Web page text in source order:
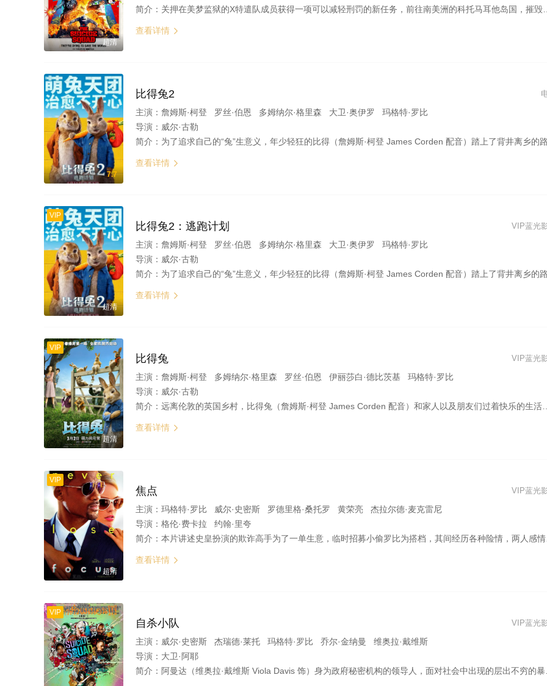
超清
简介： 关押在美梦监狱的X特遣队成员获得一项可以减轻刑罚的新任务，前往南美洲的科托马耳他岛国，摧毁纳粹时期遗留的约顿海姆监狱和实验室，它当前用于关押该国的政治犯并施行人体实验。执行任务期间，X特遣队遭遇巨型外星生物海星斯塔罗，并与它发生冲突
查看详情 
7.7
比得兔2
主演： 詹姆斯·柯登 罗丝·伯恩 多姆纳尔·格里森 大卫·奥伊罗 玛格特·罗比
导演： 威尔·古勒
简介： 为了追求自己的“兔”生意义，年少轻狂的比得（詹姆斯·柯登 James Corden 配音）踏上了背井离乡的路并成功赢得老江湖巴拿巴的青睐、成为了团伙中的扛把子，怎料却将追随而来的昔日老友们推入死亡陷阱。 幡然醒悟后，比得化身“兔界阿汤哥”带领同伴展开海陆空三栖大营救。高空跳伞、水下救援、雪山速滑、快艇追击，无所不能。在这场冒险旅途中，比得收获了友情，理解了亲情，最终实现了自我成长，成为真正的“兔一哥”
查看详情 
VIP
超清
VIP蓝光
比得兔2：逃跑计划
主演： 詹姆斯·柯登 罗丝·伯恩 多姆纳尔·格里森 大卫·奥伊罗 玛格特·罗比
导演： 威尔·古勒
简介： 为了追求自己的“兔”生意义，年少轻狂的比得（詹姆斯·柯登 James Corden 配音）踏上了背井离乡的路并成功赢得老江湖巴拿巴的青睐、成为了团伙中的扛把子，怎料却将追随而来的昔日老友们推入死亡陷阱。 幡然醒悟后，比得化身“兔界阿汤哥”带领同伴展开海陆空三栖大营救。高空跳伞、水下救援、雪山速滑、快艇追击，无所不能。在这场冒险旅途中，比得收获了友情，理解了亲情，最终实现了自我成长，成为真正的“兔一哥”。
查看详情 
VIP
超清
VIP蓝光
比得兔
主演： 詹姆斯·柯登 多姆纳尔·格里森 罗丝·伯恩 伊丽莎白·德比茨基 玛格特·罗比
导演： 威尔·古勒
简介： 远离伦敦的英国乡村，比得兔（詹姆斯·柯登 James Corden 配音）和家人以及朋友们过着快乐的生活，当然除了那个侵占了他自由土地并杀害他父亲的邻居麦格雷戈先生。每天，比得兔都要闯入麦格雷戈的院子偷吃水果蔬菜，顺带和这个顽固凶残的老家伙对决一番。可就在某天，麦格雷戈意外身亡。快乐的兔子们带着郊外的野生动物闯入没有住人的房子大吃八喝，好不自在。然而好景不长，麦格雷戈的侄子托马斯（多姆纳尔·格里森 Domhnall Gleeson 饰）——一个在伦敦闯荡的精英——刚刚丢了工作，偏巧继承了这幢位于乡下的房子
查看详情 
VIP
超清
VIP蓝光
焦点
主演： 玛格特·罗比 威尔·史密斯 罗德里格·桑托罗 黄荣亮 杰拉尔德·麦克雷尼
导演： 格伦·费卡拉 约翰·里夸
简介： 本片讲述史皇扮演的欺诈高手为了一单生意，临时招募小偷罗比为搭档，其间经历各种险情，两人感情也开始升温。
查看详情 
VIP
VIP蓝光
自杀小队
主演： 威尔·史密斯 杰瑞德·莱托 玛格特·罗比 乔尔·金纳曼 维奥拉·戴维斯
导演： 大卫·阿耶
简介： 阿曼达（维奥拉·戴维斯 Viola Davis 饰）身为政府秘密机构的领导人，面对社会中出现的层出不穷的暴力恐怖袭击事件，决心启用一批被关押在监狱中判了无期徒刑的超级反派们，他们是小丑女（玛歌特·罗比 Margot Robbie 饰）、死亡射手（威尔·史密斯 Will Smith 饰）、回旋镖队长（杰·科特尼 Jai Courtney 饰）、复仇恶魔（杰伊·赫尔南德兹 Jay Hernandez 饰）和杀手鳄（阿德沃尔·阿吉纽依-艾格拜吉 Adewale Akinnuoye-Agbaje 饰）。 他们所要面对的，是拥有强大法力的魅巫（卡拉·迪瓦伊 Cara Delevingne 饰），她和她的哥哥一起制造了一种非常危险的武器，企图用此控制全人类。除此之外，阿曼达还必须提防为了解救女友小丑女而不惜一切手段的危险人物小丑